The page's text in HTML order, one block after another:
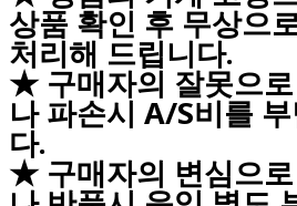
상품 확인 후 무상으
처리해 드립니다.
★ 구매자의 잘못으
나 파손시 A/S비를
다.
★ 구매자의 변심으